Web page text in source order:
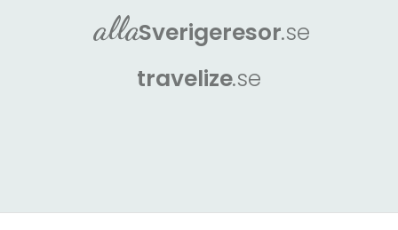
allaSverigeresor.se
travelize.se